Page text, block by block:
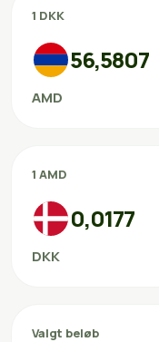
1 DKK
56,5807
AMD
1 AMD
0,0177
DKK
Valgt beløb